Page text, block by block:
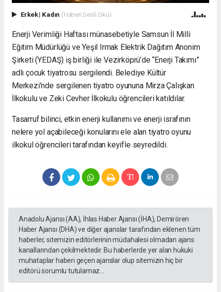
Erkek| Kadın (Haberi Sesli Oku)
Enerji Verimliği Haftası münasebetiyle Samsun İl Milli
Eğitim Müdürlüğü ve Yeşil Irmak Elektrik Dağıtım Anonim
Şirketi (YEDAŞ) iş birliği ile Vezirköprü’de “Enerji Takımı”
adlı çocuk tiyatrosu sergilendi. Belediye Kültür
Merkezi’nde sergilenen tiyatro oyununa Mirza Çalışkan
İlkokulu ve Zeki Cevher İlkokulu öğrencileri katıldılar.
Tasarruf bilinci, etkin enerji kullanımı ve enerji israfının
nelere yol açabileceği konularını ele alan tiyatro oyunu
ilkokul öğrencileri tarafından keyifle seyredildi.
Anadolu Ajansı (AA), İhlas Haber Ajansı (İHA), Demirören
Haber Ajansı (DHA) ve diğer ajanslar tarafından eklenen tüm
haberler, sitemizin editörlerinin müdahalesi olmadan ajans
kanallarından çekilmektedir. Bu haberlerde yer alan hukuki
muhataplar haberi geçen ajanslar olup sitemizin hiç bir
editörü sorumlu tutulamaz...